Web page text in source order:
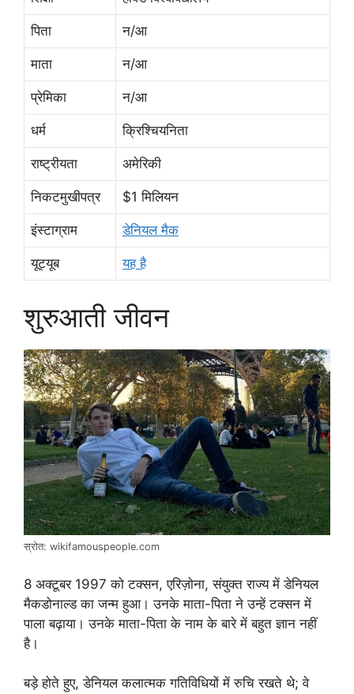
पिता न/आ
माता न/आ
प्रेमिका न/आ
धर्म क्रिश्चियनिता
राष्ट्रीयता अमेरिकी
निकटमुखीपत्र $1 मिलियन
इंस्टाग्राम डेनियल मैक
यूट्यूब यह है
शुरुआती जीवन
स्रोत: wikifamouspeople.com
8 अक्टूबर 1997 को टक्सन, एरिज़ोना, संयुक्त राज्य में डेनियल
मैकडोनाल्ड का जन्म हुआ। उनके माता-पिता ने उन्हें टक्सन में
पाला बढ़ाया। उनके माता-पिता के नाम के बारे में बहुत ज्ञान नहीं
है।
बड़े होते हुए, डेनियल कलात्मक गतिविधियों में रुचि रखते थे; वे